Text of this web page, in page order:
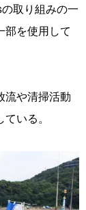
取り組みの一
部を使用して
流や清掃活動
いる。